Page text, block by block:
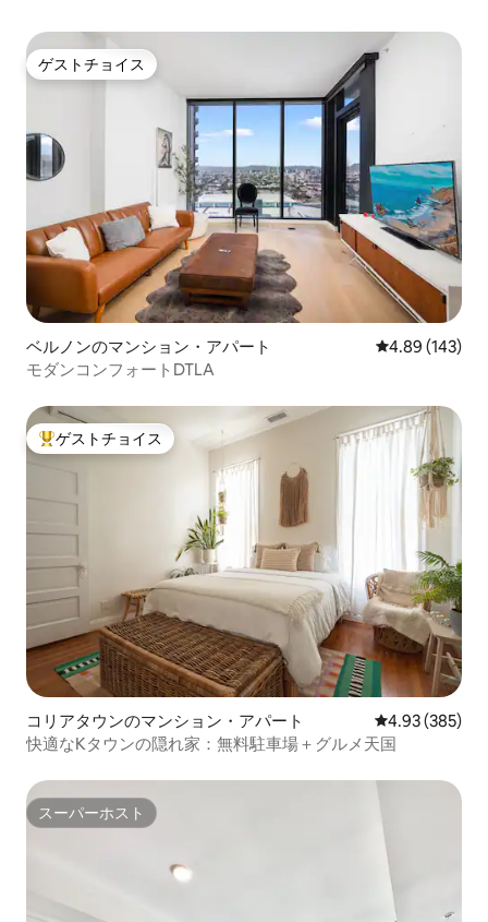
ゲストチョイス
ゲストチョイス
ベルノンのマンション・アパート レビュー143
4.89 (143)
モダンコンフォートDTLA
大好評のゲストチョイスです。
ゲストチョイス
コリアタウンのマンション・アパート レビュー385
4.93 (385)
快適なKタウンの隠れ家：無料駐車場＋グルメ天国
スーパーホスト
スーパーホスト